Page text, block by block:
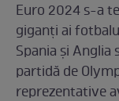
Euro 2024 s-a
giganți ai
Spania și
partidă de
reprezentative